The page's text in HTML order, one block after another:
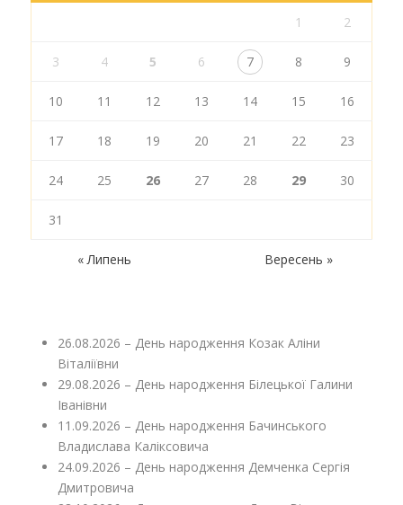
1 2
3 4 5 6 7 8 9
10 11 12 13 14 15 16
17 18 19 20 21 22 23
24 25 26 27 28 29 30
31
« Липень Вересень »
26.08.2026 – День народження Козак Аліни
Віталіївни
29.08.2026 – День народження Білецької Галини
Іванівни
11.09.2026 – День народження Бачинського
Владислава Каліксовича
24.09.2026 – День народження Демченка Сергія
Дмитровича